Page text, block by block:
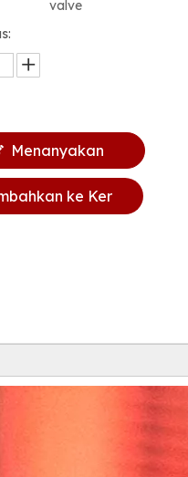
valve
Menanyakan
ke Ker